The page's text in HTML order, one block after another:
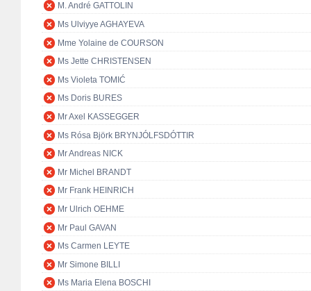
M. André GATTOLIN
Ms Ulviyye AGHAYEVA
Mme Yolaine de COURSON
Ms Jette CHRISTENSEN
Ms Violeta TOMIĆ
Ms Doris BURES
Mr Axel KASSEGGER
Ms Rósa Björk BRYNJÓLFSDÓTTIR
Mr Andreas NICK
Mr Michel BRANDT
Mr Frank HEINRICH
Mr Ulrich OEHME
Mr Paul GAVAN
Ms Carmen LEYTE
Mr Simone BILLI
Ms Maria Elena BOSCHI